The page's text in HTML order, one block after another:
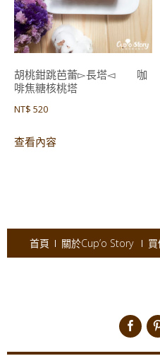
序
胡桃鉗跳芭蕾▻長塔◅ 咖
啡焦糖核桃塔
NT$ 520
查看內容
首頁 關於Cup’o Story